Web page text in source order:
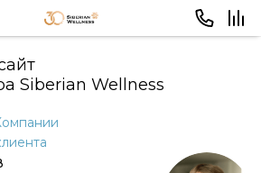
Siberian Wellness